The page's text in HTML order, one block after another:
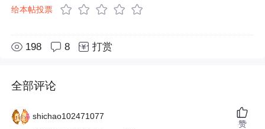
给本帖投票
198 8 打赏
全部评论
shichao102471077
赞